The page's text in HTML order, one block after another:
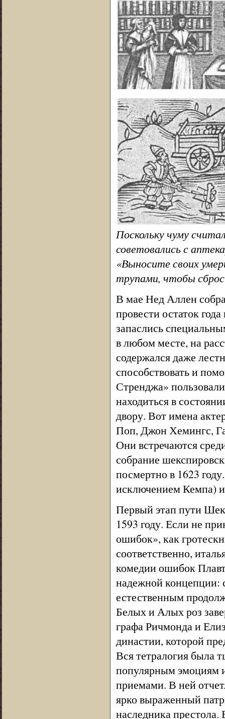
Поскольку чуму
советовались с
«Выносите своих
трупами, чтобы
В мае Нед Аллен
провести остаток
запаслись
в любом месте, на
содержался даже
способствовать и
Стренджа»
находиться в
двору. Вот имена
Поп, Джон Хемингс,
Они встречаются
собрание
посмертно в 1623
исключением Кемпа)
Первый этап пути
1593 году. Если не
ошибок», как
соответственно,
комедии ошибок
надежной концепции:
естественным
Белых и Алых роз
графа Ричмонда и
династии, которой
Вся тетралогия была
популярным эмоциям
приемами. В ней
ярко выраженный
наследника